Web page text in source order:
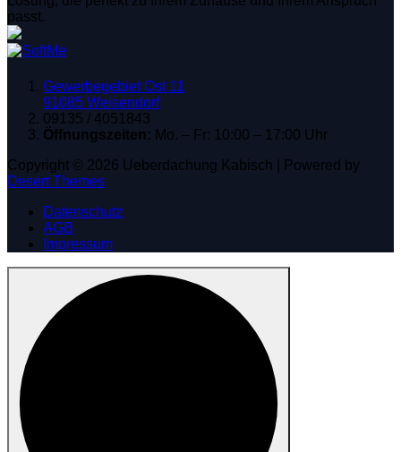
passt.
Gewerbegebiet Ost 11
91085 Weisendorf
09135 / 4051843
Öffnungszeiten: Mo. – Fr: 10:00 – 17:00 Uhr
Copyright © 2026 Ueberdachung Kabisch | Powered by
Desert Themes
Datenschutz
AGB
Impressum